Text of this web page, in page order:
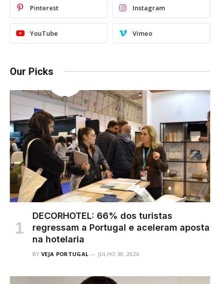
Pinterest Instagram
YouTube Vimeo
Our Picks
DECORHOTEL: 66% dos turistas
regressam a Portugal e aceleram aposta
na hotelaria
BY VEJA PORTUGAL JULHO 30, 2026